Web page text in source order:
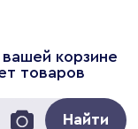
вашей корзине
товаров
Найти